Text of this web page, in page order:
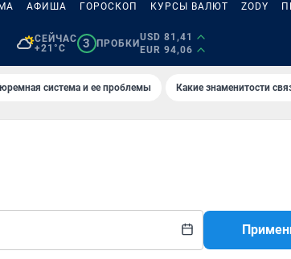
АФИША ГОРОСКОП КУРСЫ ВАЛЮТ ZODY
СЕЙЧАС
+21°C
3 ПРОБКИ
USD 81,41
EUR 94,06
система и ее проблемы Какие знаменитости